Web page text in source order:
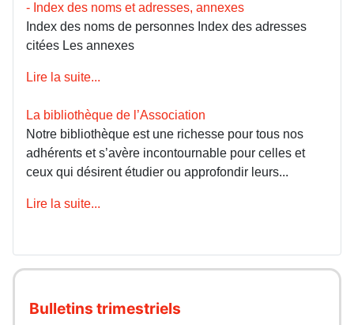
- Index des noms et adresses, annexes
Index des noms de personnes Index des adresses
citées Les annexes
Lire la suite...
La bibliothèque de l’Association
Notre bibliothèque est une richesse pour tous nos
adhérents et s’avère incontournable pour celles et
ceux qui désirent étudier ou approfondir leurs...
Lire la suite...
Bulletins trimestriels